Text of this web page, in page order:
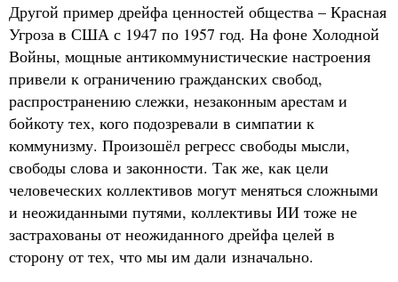
Другой пример дрейфа ценностей общества – Красная
Угроза в США с 1947 по 1957 год. На фоне Холодной
Войны, мощные антикоммунистические настроения
привели к ограничению гражданских свобод,
распространению слежки, незаконным арестам и
бойкоту тех, кого подозревали в симпатии к
коммунизму. Произошёл регресс свободы мысли,
свободы слова и законности. Так же, как цели
человеческих коллективов могут меняться сложными
и неожиданными путями, коллективы ИИ тоже не
застрахованы от неожиданного дрейфа целей в
сторону от тех, что мы им дали изначально.